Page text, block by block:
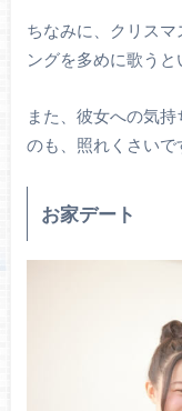
ちなみに、クリス
ングを多めに歌うと
また、彼女への気
のも、照れくさい
お家デート